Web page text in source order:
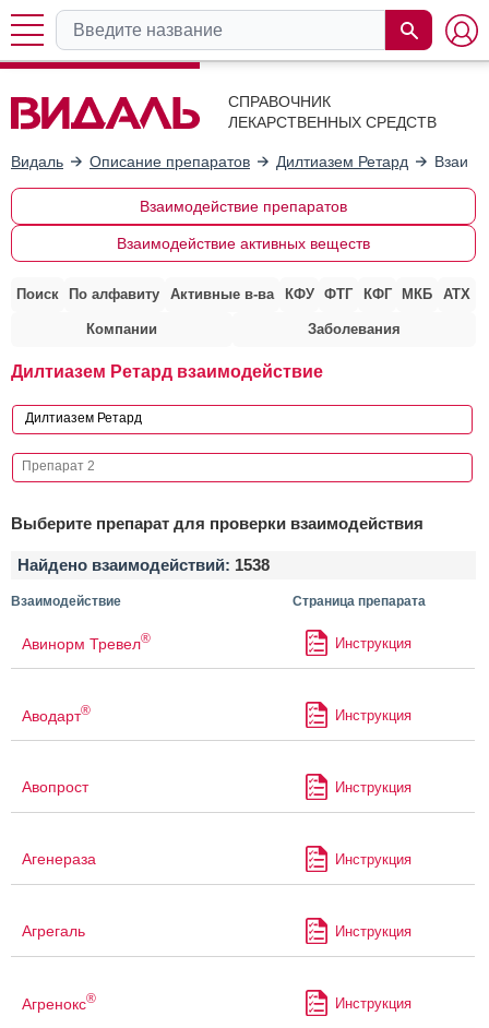
СПРАВОЧНИК
ЛЕКАРСТВЕННЫХ СРЕДСТВ
Видаль Описание препаратов Дилтиазем Ретард
Взаимодействие препаратов
Взаимодействие активных веществ
Поиск По алфавиту Активные в-ва КФУ ФТГ КФГ МКБ АТХ
Компании Заболевания
Дилтиазем Ретард взаимодействие
Выберите препарат для проверки взаимодействия
Найдено взаимодействий: 1538
Взаимодействие Страница препарата
Авинорм Тревел® Инструкция
Аводарт® Инструкция
Авопрост Инструкция
Агенераза Инструкция
Агрегаль Инструкция
Агренокс® Инструкция